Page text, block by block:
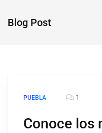
Blog Post
PUEBLA 1
Conoce los